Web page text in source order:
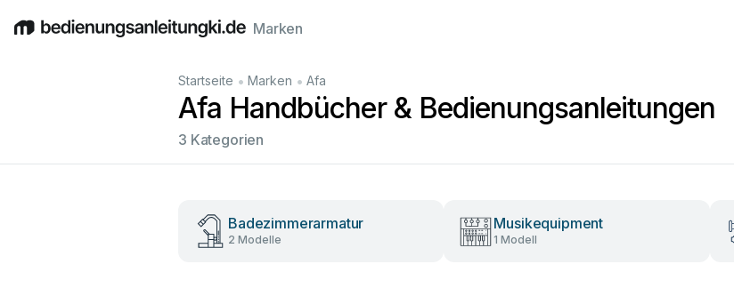
EnglishDeutschEspañolItalianoFrançais
Marken
Startseite • Marken • Afa
Afa Handbücher & Bedienungsanleitungen
3 Kategorien
Badezimmerarmatur
2 Modelle
Musikequipment
1 Modell